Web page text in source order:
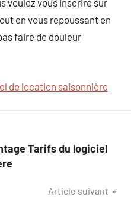
voulez vous inscrire sur
en vous repoussant en
faire de douleur
de location saisonnière
Tarifs du logiciel
Article suivant